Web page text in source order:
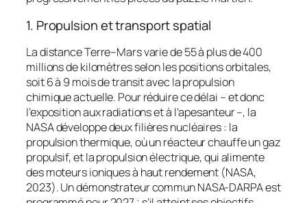
1. Propulsion et transport spatial
La distance Terre–Mars varie de 55 à plus de 400
millions de kilomètres selon les positions orbitales,
soit 6 à 9 mois de transit avec la propulsion
chimique actuelle. Pour réduire ce délai – et donc
l’exposition aux radiations et à l’apesanteur –, la
NASA développe deux filières nucléaires : la
propulsion thermique, où un réacteur chauffe un gaz
propulsif, et la propulsion électrique, qui alimente
des moteurs ioniques à haut rendement (NASA,
2023). Un démonstrateur commun NASA-DARPA est